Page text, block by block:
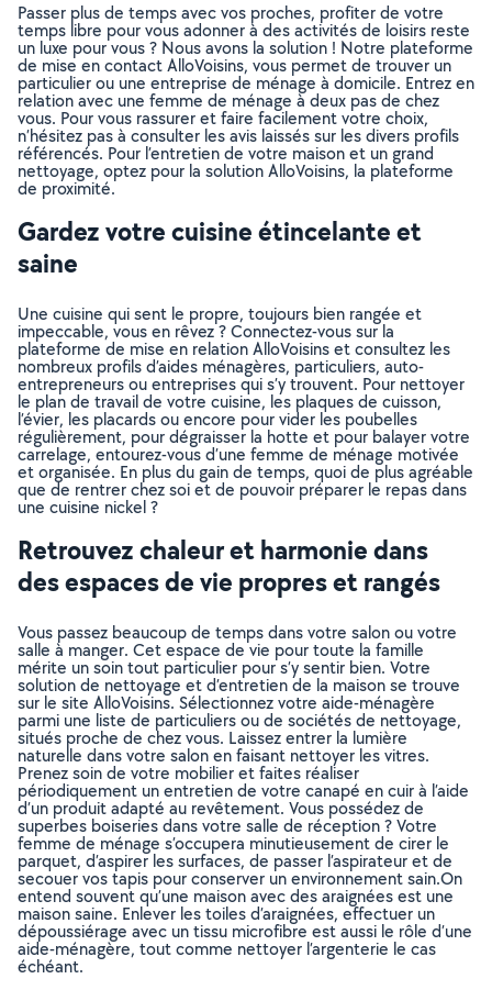
Passer plus de temps avec vos proches, profiter de votre
temps libre pour vous adonner à des activités de loisirs reste
un luxe pour vous ? Nous avons la solution ! Notre plateforme
de mise en contact AlloVoisins, vous permet de trouver un
particulier ou une entreprise de ménage à domicile. Entrez en
relation avec une femme de ménage à deux pas de chez
vous. Pour vous rassurer et faire facilement votre choix,
n’hésitez pas à consulter les avis laissés sur les divers profils
référencés. Pour l’entretien de votre maison et un grand
nettoyage, optez pour la solution AlloVoisins, la plateforme
de proximité.
Gardez votre cuisine étincelante et
saine
Une cuisine qui sent le propre, toujours bien rangée et
impeccable, vous en rêvez ? Connectez-vous sur la
plateforme de mise en relation AlloVoisins et consultez les
nombreux profils d’aides ménagères, particuliers, auto-
entrepreneurs ou entreprises qui s’y trouvent. Pour nettoyer
le plan de travail de votre cuisine, les plaques de cuisson,
l’évier, les placards ou encore pour vider les poubelles
régulièrement, pour dégraisser la hotte et pour balayer votre
carrelage, entourez-vous d’une femme de ménage motivée
et organisée. En plus du gain de temps, quoi de plus agréable
que de rentrer chez soi et de pouvoir préparer le repas dans
une cuisine nickel ?
Retrouvez chaleur et harmonie dans
des espaces de vie propres et rangés
Vous passez beaucoup de temps dans votre salon ou votre
salle à manger. Cet espace de vie pour toute la famille
mérite un soin tout particulier pour s’y sentir bien. Votre
solution de nettoyage et d’entretien de la maison se trouve
sur le site AlloVoisins. Sélectionnez votre aide-ménagère
parmi une liste de particuliers ou de sociétés de nettoyage,
situés proche de chez vous. Laissez entrer la lumière
naturelle dans votre salon en faisant nettoyer les vitres.
Prenez soin de votre mobilier et faites réaliser
périodiquement un entretien de votre canapé en cuir à l’aide
d’un produit adapté au revêtement. Vous possédez de
superbes boiseries dans votre salle de réception ? Votre
femme de ménage s’occupera minutieusement de cirer le
parquet, d’aspirer les surfaces, de passer l’aspirateur et de
secouer vos tapis pour conserver un environnement sain.On
entend souvent qu’une maison avec des araignées est une
maison saine. Enlever les toiles d’araignées, effectuer un
dépoussiérage avec un tissu microfibre est aussi le rôle d’une
aide-ménagère, tout comme nettoyer l’argenterie le cas
échéant.